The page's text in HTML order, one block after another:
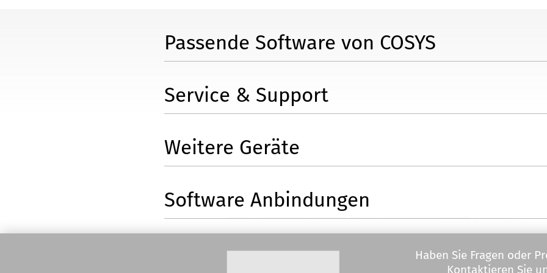
Passende Software von COSYS
Service & Support
Weitere Geräte
Software Anbindungen